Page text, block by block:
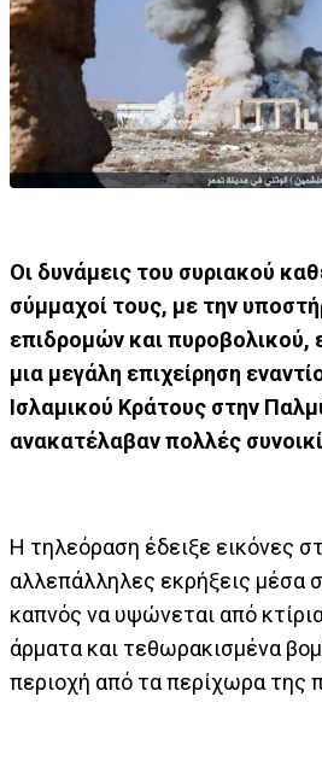
Οι δυνάμεις του συριακού
σύμμαχοί τους, με την
επιδρομών και πυροβολικού,
μια μεγάλη επιχείρηση
Ισλαμικού Κράτους στην
ανακατέλαβαν πολλές
Η τηλεόραση έδειξε εικόνες
αλλεπάλληλες εκρήξεις μέσα
καπνός να υψώνεται από
άρματα και τεθωρακισμένα
περιοχή από τα περίχωρα της